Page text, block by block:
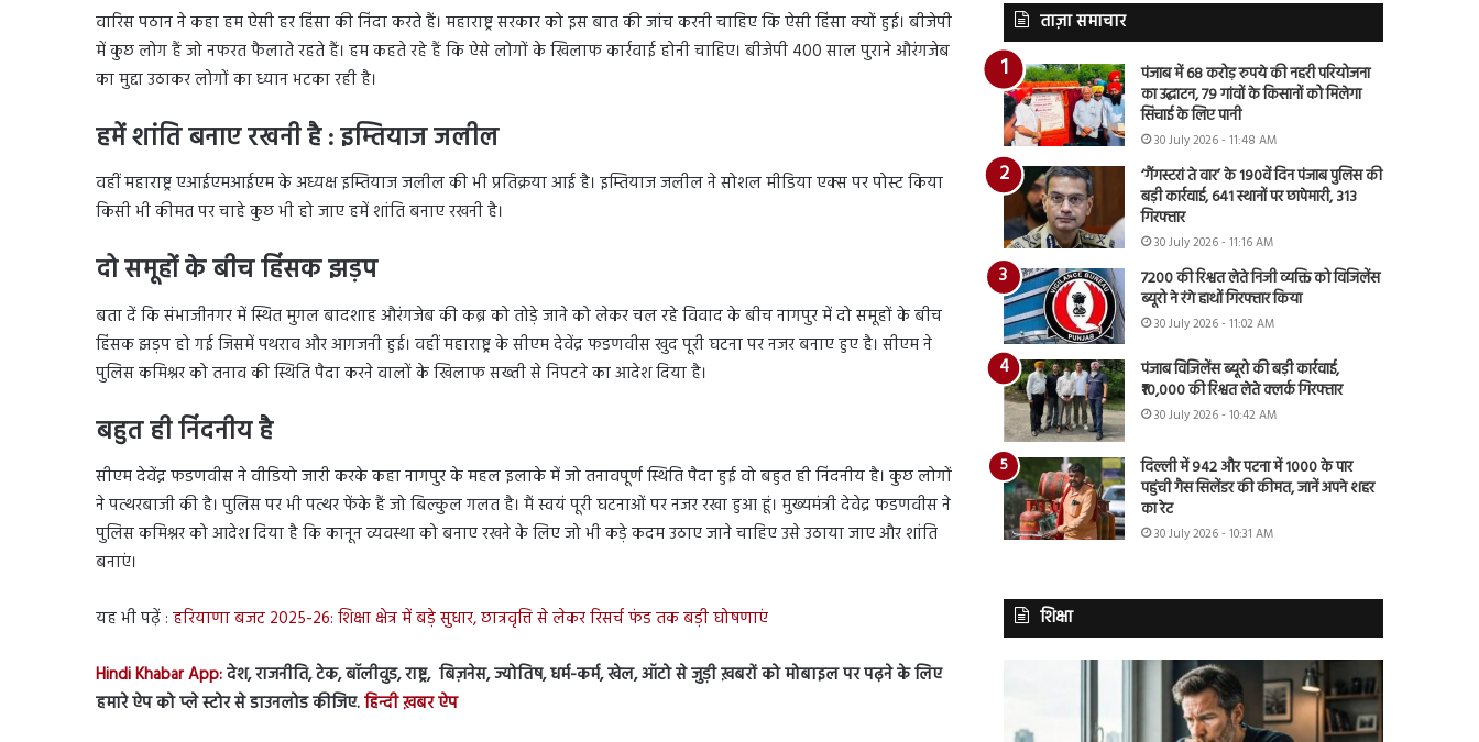
वारिस पठान ने कहा हम ऐसी हर हिंसा की निंदा करते हैं। महाराष्ट्र सरकार को इस बात की जांच करनी चाहिए कि ऐसी हिंसा क्यों हुई। बीजेपी
में कुछ लोग हैं जो नफरत फैलाते रहते हैं। हम कहते रहे हैं कि ऐसे लोगों के खिलाफ कार्रवाई होनी चाहिए। बीजेपी 400 साल पुराने औरंगजेब
का मुद्दा उठाकर लोगों का ध्यान भटका रही है।
हमें शांति बनाए रखनी है : इम्तियाज जलील
वहीं महाराष्ट्र एआईएमआईएम के अध्यक्ष इम्तियाज जलील की भी प्रतिक्रया आई है। इम्तियाज जलील ने सोशल मीडिया एक्स पर पोस्ट किया
किसी भी कीमत पर चाहे कुछ भी हो जाए हमें शांति बनाए रखनी है।
दो समूहों के बीच हिंसक झड़प
बता दें कि संभाजीनगर में स्थित मुगल बादशाह औरंगजेब की कब्र को तोड़े जाने को लेकर चल रहे विवाद के बीच नागपुर में दो समूहों के बीच
हिंसक झड़प हो गई जिसमें पथराव और आगजनी हुई। वहीं महाराष्ट्र के सीएम देवेंद्र फडणवीस खुद पूरी घटना पर नजर बनाए हुए है। सीएम ने
पुलिस कमिश्नर को तनाव की स्थिति पैदा करने वालों के खिलाफ सख्ती से निपटने का आदेश दिया है।
बहुत ही निंदनीय है
सीएम देवेंद्र फडणवीस ने वीडियो जारी करके कहा नागपुर के महल इलाके में जो तनावपूर्ण स्थिति पैदा हुई वो बहुत ही निंदनीय है। कुछ लोगों
ने पत्थरबाजी की है। पुलिस पर भी पत्थर फेंके हैं जो बिल्कुल गलत है। मैं स्वयं पूरी घटनाओं पर नजर रखा हुआ हूं। मुख्यमंत्री देवेद्र फडणवीस ने
पुलिस कमिश्नर को आदेश दिया है कि कानून व्यवस्था को बनाए रखने के लिए जो भी कड़े कदम उठाए जाने चाहिए उसे उठाया जाए और शांति
बनाएं।
यह भी पढ़ें : हरियाणा बजट 2025-26: शिक्षा क्षेत्र में बड़े सुधार, छात्रवृत्ति से लेकर रिसर्च फंड तक बड़ी घोषणाएं
Hindi Khabar App:देश, राजनीति, टेक, बॉलीवुड, राष्ट्र, बिज़नेस, ज्योतिष, धर्म-कर्म, खेल, ऑटो से जुड़ी ख़बरों को मोबाइल पर पढ़ने के लिए
हमारे ऐप को प्ले स्टोर से डाउनलोड कीजिए.हिन्दी ख़बर ऐप
ताज़ा समाचार
पंजाब में 68 करोड़ रुपये की नहरी परियोजना
का उद्घाटन, 79 गांवों के किसानों को मिलेगा
सिंचाई के लिए पानी
30 July 2026 - 11:48 AM
‘गैंगस्टरां ते वार’ के 190वें दिन पंजाब पुलिस की
बड़ी कार्रवाई, 641 स्थानों पर छापेमारी, 313
गिरफ्तार
30 July 2026 - 11:16 AM
7200 की रिश्वत लेते निजी व्यक्ति को विजिलेंस
ब्यूरो ने रंगे हाथों गिरफ्तार किया
30 July 2026 - 11:02 AM
पंजाब विजिलेंस ब्यूरो की बड़ी कार्रवाई,
₹10,000 की रिश्वत लेते क्लर्क गिरफ्तार
30 July 2026 - 10:42 AM
दिल्ली में 942 और पटना में 1000 के पार
पहुंची गैस सिलेंडर की कीमत, जानें अपने शहर
का रेट
30 July 2026 - 10:31 AM
शिक्षा